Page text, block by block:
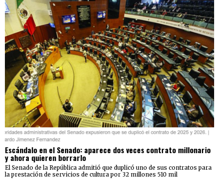
Escándalo en el Senado: aparece dos veces contrato millonario
y ahora quieren borrarlo
El Senado de la República admitió que duplicó uno de sus contratos para
la prestación de servicios de cultura por 32 millones 510 mil